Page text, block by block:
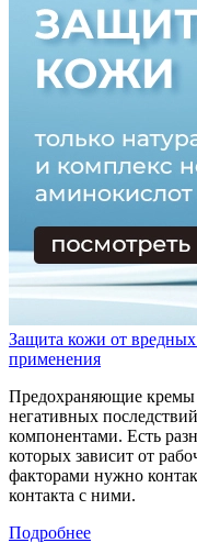
Защита кожи от
применения
Предохраняющие кремы
негативных
компонентами. Есть
которых зависит от
факторами нужно
контакта с ними.
Подробнее